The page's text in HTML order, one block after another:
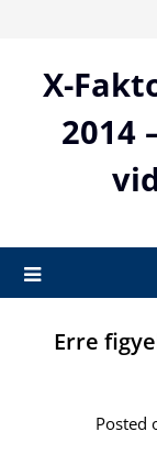
content
X-
2014
Erre
Posted